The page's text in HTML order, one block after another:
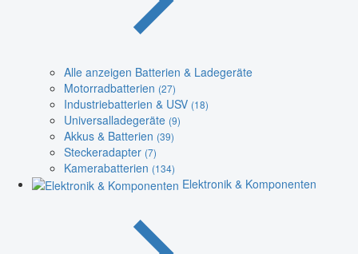
Alle anzeigen Batterien & Ladegeräte
Motorradbatterien (27)
Industriebatterien & USV (18)
Universalladegeräte (9)
Akkus & Batterien (39)
Steckeradapter (7)
Kamerabatterien (134)
Elektronik & Komponenten